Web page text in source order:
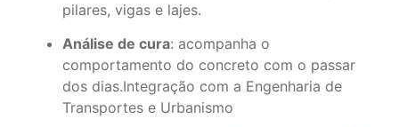
pilares, vigas e lajes.
Análise de cura: acompanha o
comportamento do concreto com o passar
dos dias.Integração com a Engenharia de
Transportes e Urbanismo